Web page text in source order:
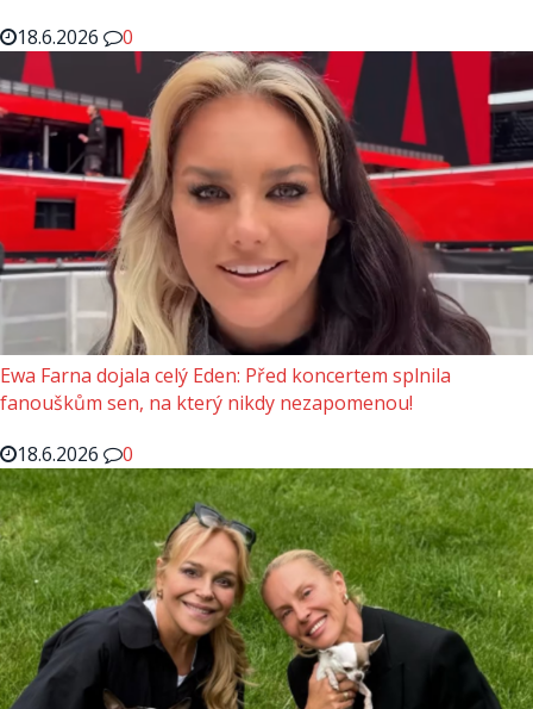
18.6.2026
0
Ewa Farna dojala celý Eden: Před koncertem splnila
fanouškům sen, na který nikdy nezapomenou!
18.6.2026
0